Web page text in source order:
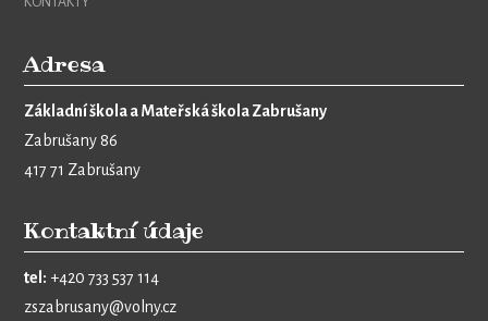
Adresa
Základní škola a Mateřská škola Zabrušany
Zabrušany 86
417 71 Zabrušany
Kontaktní údaje
tel: +420 733 537 114
zszabrusany@volny.cz